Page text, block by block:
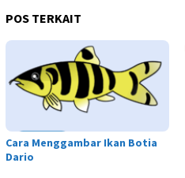
POS TERKAIT
Cara Menggambar Ikan Botia
Dario